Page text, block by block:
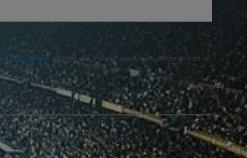
privacybeleid . Je kunt van ons sms-meldingen ontvangen en je